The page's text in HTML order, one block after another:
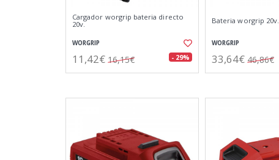
Cargador worgrip bateria directo
20v.
WORGRIP
11,42€ 16,15€ - 29%
Bateria worgrip
WORGRIP
33,64€ 46,86€